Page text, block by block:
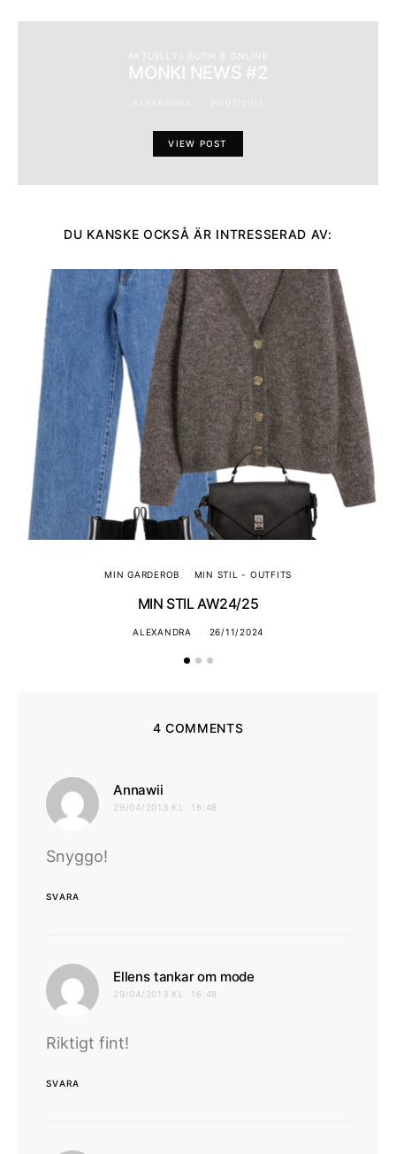
AKTUELLT I BUTIK & ONLINE
MONKI NEWS #2
VIEW POST
DU KANSKE OCKSÅ ÄR INTRESSERAD AV:
MIN GARDEROB MIN STIL - OUTFITS
MIN STIL AW24/25
ALEXANDRA 26/11/2024
4 COMMENTS
Annawii
29/04/2013 KL. 16:48
Snyggo!
SVARA
Ellens tankar om mode
29/04/2013 KL. 16:48
Riktigt fint!
SVARA